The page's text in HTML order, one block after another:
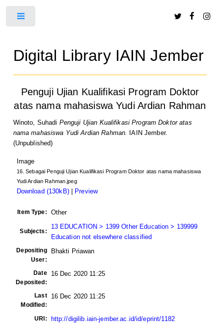
Digital Library IAIN Jember
Penguji Ujian Kualifikasi Program Doktor
atas nama mahasiswa Yudi Ardian Rahman
Winoto, Suhadi Penguji Ujian Kualifikasi Program Doktor atas
nama mahasiswa Yudi Ardian Rahman.
IAIN Jember.
(Unpublished)
Image
16. Sebagai Penguji Ujian Kualifikasi Program Doktor atas nama mahasiswa
Yudi Ardian Rahman.jpeg
Download (130kB)| Preview
Item Type: Other
Subjects:
13 EDUCATION > 1399 Other Education > 139999
Education not elsewhere classified
Depositing
User:
Bhakti Priawan
Date
Deposited:
16 Dec 2020 11:25
Last
Modified:
16 Dec 2020 11:25
URI: http://digilib.iain-jember.ac.id/id/eprint/1182